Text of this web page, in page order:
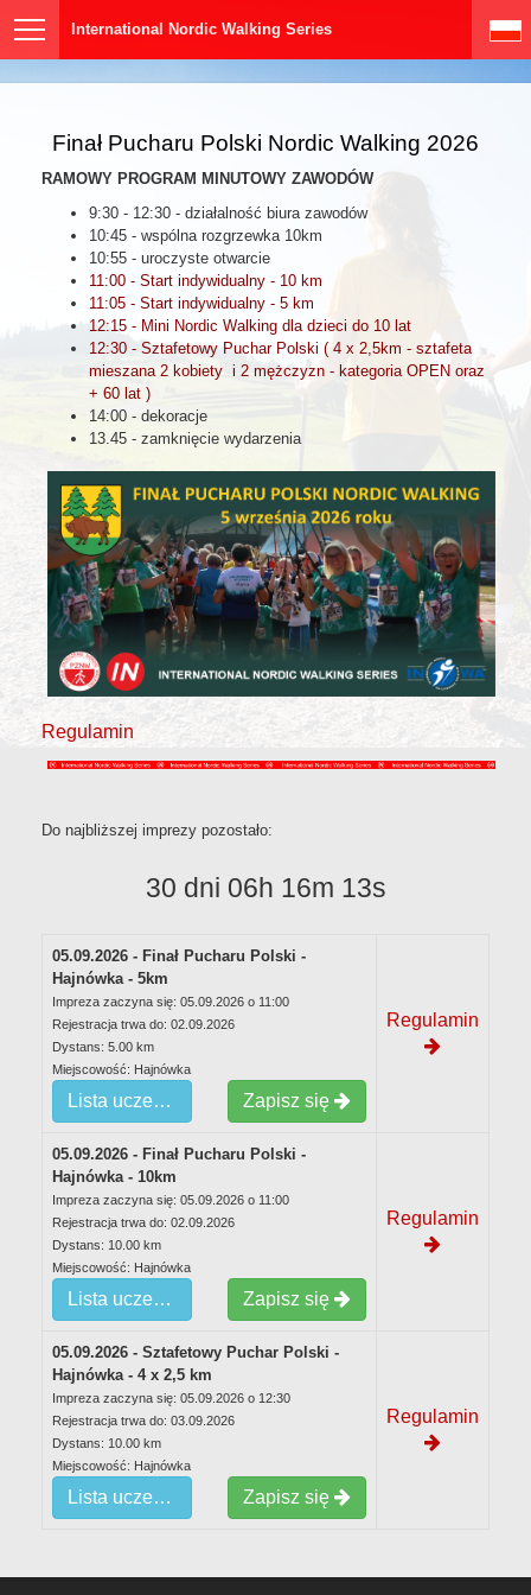
International Nordic Walking Series
Finał Pucharu Polski Nordic Walking 2026
RAMOWY PROGRAM MINUTOWY ZAWODÓW
9:30 - 12:30 - działalność biura zawodów
10:45 - wspólna rozgrzewka 10km
10:55 - uroczyste otwarcie
11:00 - Start indywidualny - 10 km
11:05 - Start indywidualny - 5 km
12:15 - Mini Nordic Walking dla dzieci do 10 lat
12:30 - Sztafetowy Puchar Polski ( 4 x 2,5km - sztafeta
mieszana 2 kobiety i 2 mężczyzn - kategoria OPEN oraz
+ 60 lat )
14:00 - dekoracje
13.45 - zamknięcie wydarzenia
Regulamin
Do najbliższej imprezy pozostało:
30 dni 06h 16m 13s
05.09.2026 - Finał Pucharu Polski -
Hajnówka - 5km
Impreza zaczyna się: 05.09.2026 o 11:00
Rejestracja trwa do: 02.09.2026
Dystans: 5.00 km
Miejscowość: Hajnówka
Lista uczestników Zapisz się
Regulamin
05.09.2026 - Finał Pucharu Polski -
Hajnówka - 10km
Impreza zaczyna się: 05.09.2026 o 11:00
Rejestracja trwa do: 02.09.2026
Dystans: 10.00 km
Miejscowość: Hajnówka
Lista uczestników Zapisz się
Regulamin
05.09.2026 - Sztafetowy Puchar Polski -
Hajnówka - 4 x 2,5 km
Impreza zaczyna się: 05.09.2026 o 12:30
Rejestracja trwa do: 03.09.2026
Dystans: 10.00 km
Miejscowość: Hajnówka
Lista uczestników Zapisz się
Regulamin